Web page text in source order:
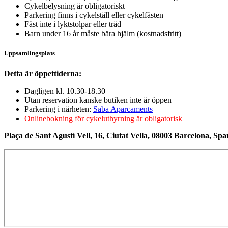
Cykelbelysning är obligatoriskt
Parkering finns i cykelställ eller cykelfästen
Fäst inte i lyktstolpar eller träd
Barn under 16 år måste bära hjälm (kostnadsfritt)
Uppsamlingsplats
Detta är öppettiderna:
Dagligen kl. 10.30-18.30
Utan reservation kanske butiken inte är öppen
Parkering i närheten: Saba Aparcaments
Onlinebokning för cykeluthyrning är obligatorisk
Plaça de Sant Agustí Vell, 16, Ciutat Vella, 08003 Barcelona,